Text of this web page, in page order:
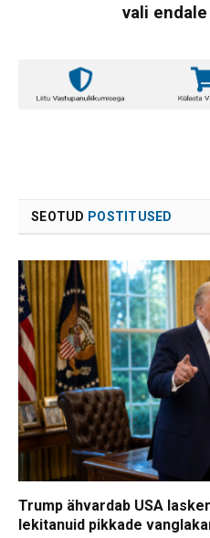
vali
SEOTUD POSTITUSED
Trump ähvardab USA
lekitanuid pikkade